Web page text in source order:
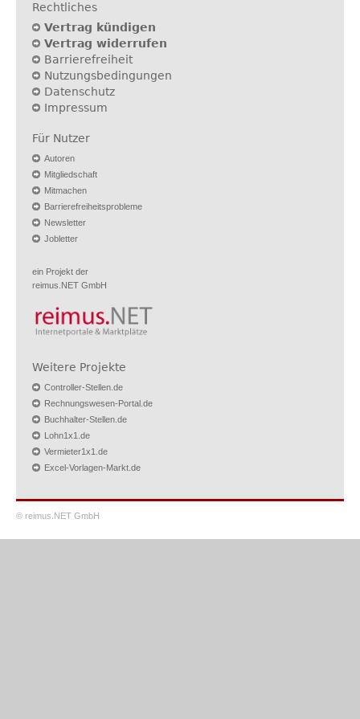
Rechtliches
Vertrag kündigen
Vertrag widerrufen
Barrierefreiheit
Nutzungsbedingungen
Datenschutz
Impressum
Für Nutzer
Autoren
Mitgliedschaft
Mitmachen
Barrierefreiheitsprobleme
Newsletter
Jobletter
ein Projekt der
reimus.NET GmbH
Weitere Projekte
Controller-Stellen.de
Rechnungswesen-Portal.de
Buchhalter-Stellen.de
Lohn1x1.de
Vermieter1x1.de
Excel-Vorlagen-Markt.de
© reimus.NET GmbH